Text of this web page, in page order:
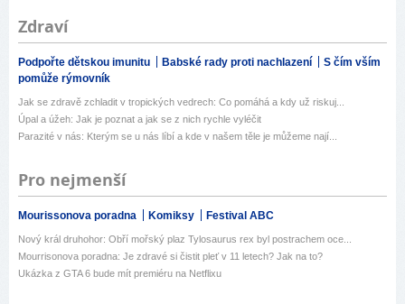
Zdraví
Podpořte dětskou imunitu Babské rady proti nachlazení
S čím vším
pomůže rýmovník
Jak se zdravě zchladit v tropických vedrech: Co pomáhá a kdy už riskuj...
Úpal a úžeh: Jak je poznat a jak se z nich rychle vyléčit
Parazité v nás: Kterým se u nás líbí a kde v našem těle je můžeme nají...
Pro nejmenší
Mourissonova poradna Komiksy Festival ABC
Nový král druhohor: Obří mořský plaz Tylosaurus rex byl postrachem oce...
Mourrisonova poradna: Je zdravé si čistit pleť v 11 letech? Jak na to?
Ukázka z GTA 6 bude mít premiéru na Netflixu